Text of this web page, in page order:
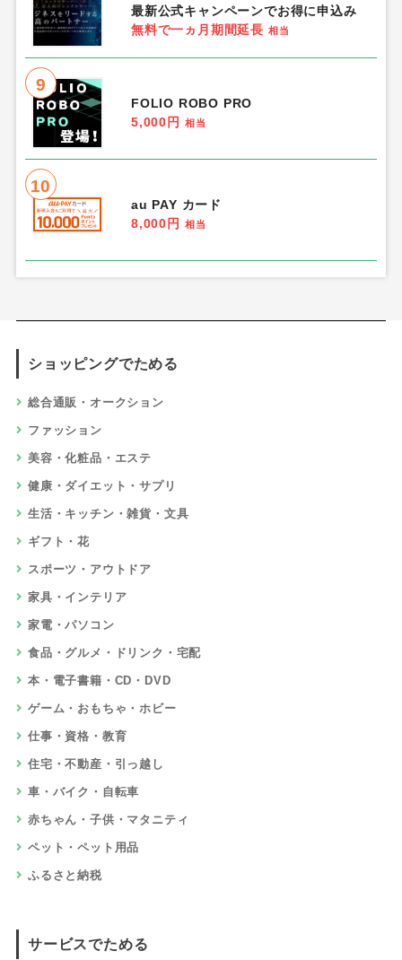
最新公式キャンペーンでお得に申込み
無料で一ヵ月期間延長 相当
9
FOLIO ROBO PRO
5,000円
相当
10
au PAY カード
8,000円
相当
ショッピングでためる
総合通販・オークション
ファッション
美容・化粧品・エステ
健康・ダイエット・サプリ
生活・キッチン・雑貨・文具
ギフト・花
スポーツ・アウトドア
家具・インテリア
家電・パソコン
食品・グルメ・ドリンク・宅配
本・電子書籍・CD・DVD
ゲーム・おもちゃ・ホビー
仕事・資格・教育
住宅・不動産・引っ越し
車・バイク・自転車
赤ちゃん・子供・マタニティ
ペット・ペット用品
ふるさと納税
サービスでためる